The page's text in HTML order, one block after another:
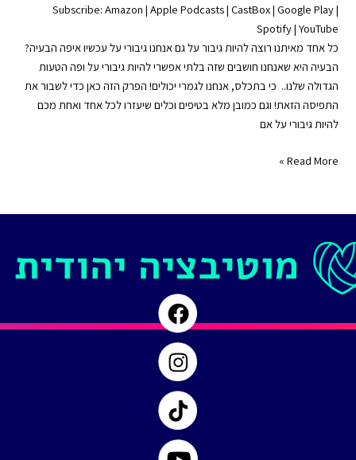
Amazon
Spotify
YouTube
RSS FEED
SHARE
LINK
Subscribe: Amazon | Apple Podcasts| CastBox| Google Play|
Spotify| YouTube
כל אחד מאיתנו רוצה להיות גיבור על גם אנחנו גיבורי על עכשיו איפה הבעיה?
הבעיה היא שאנחנו חושבים שזה בלתי אפשרי להיות גיבורי על ופה הטעות
הגדולה שלנו.. כי בתכלס, אנחנו לגמרי יכולים! הפרק הזה כאן כדי לשבור את
התפיסה הזאת! וגם כמובן מלא בטיפים וכלים שיעזרו לכל אחד ואחת מכם
להיות גיבורי על אם
האמת
גם
גיבורי
על
|
#
Read More »